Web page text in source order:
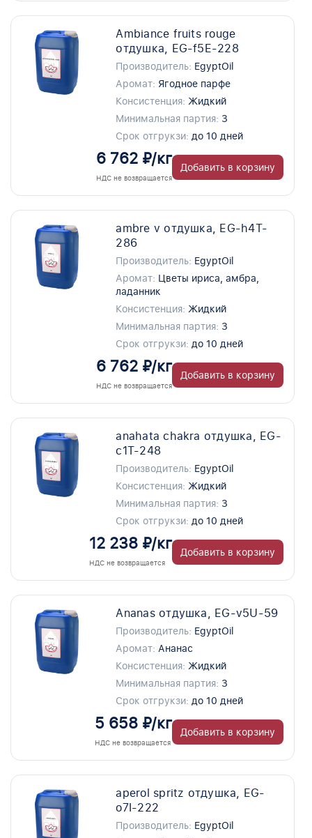
Ambiance fruits rouge
отдушка, EG-f5E-228
Производитель: EgyptOil
Аромат: Ягодное парфе
Консистенция: Жидкий
Минимальная партия: 3
Срок отгрукзи: до 10 дней
6 762 ₽/кг
НДС не возвращается
Добавить в корзину
ambre v отдушка, EG-h4T-
286
Производитель: EgyptOil
Аромат: Цветы ириса, амбра,
ладанник
Консистенция: Жидкий
Минимальная партия: 3
Срок отгрукзи: до 10 дней
6 762 ₽/кг
НДС не возвращается
Добавить в корзину
anahata chakra отдушка, EG-
c1T-248
Производитель: EgyptOil
Консистенция: Жидкий
Минимальная партия: 3
Срок отгрукзи: до 10 дней
12 238 ₽/кг
НДС не возвращается
Добавить в корзину
Ananas отдушка, EG-v5U-59
Производитель: EgyptOil
Аромат: Ананас
Консистенция: Жидкий
Минимальная партия: 3
Срок отгрукзи: до 10 дней
5 658 ₽/кг
НДС не возвращается
Добавить в корзину
aperol spritz отдушка, EG-
o7I-222
Производитель: EgyptOil